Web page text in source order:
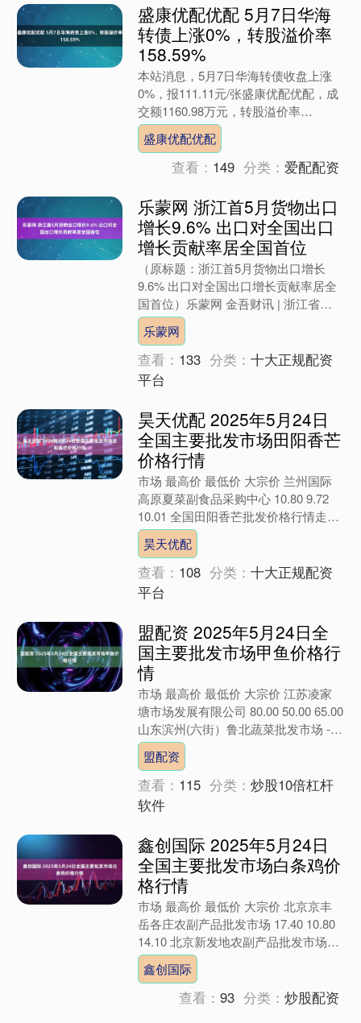
盛康优配优配 5月7日华海
转债上涨0%，转股溢价率
158.59%
本站消息，5月7日华海转债收盘上涨
0%，报111.11元/张盛康优配优配，成
交额1160.98万元，转股溢价率
158.59%。 资料显示，华海转债信用
级别为“A....
盛康优配优配
查看： 149 分类： 爱配配资
乐蒙网 浙江首5月货物出口
增长9.6% 出口对全国出口
增长贡献率居全国首位
（原标题：浙江首5月货物出口增长
9.6% 出口对全国出口增长贡献率居全
国首位）乐蒙网 金吾财讯 | 浙江省统
计局发布数据显示，1—5月，货物进
出口2.24万亿元....
乐蒙网
查看： 133 分类：十大正规配资
平台
昊天优配 2025年5月24日
全国主要批发市场田阳香芒
价格行情
市场 最高价 最低价 大宗价 兰州国际
高原夏菜副食品采购中心 10.80 9.72
10.01 全国田阳香芒批发价格行情走势
分析昊天优配 从今日全国田阳香芒批
发....
昊天优配
查看： 108 分类：十大正规配资
平台
盟配资 2025年5月24日全
国主要批发市场甲鱼价格行
情
市场 最高价 最低价 大宗价 江苏凌家
塘市场发展有限公司 80.00 50.00 65.00
山东滨州(六街）鲁北蔬菜批发市场 -- -
- 70.00 河南万邦....
盟配资
查看： 115 分类：炒股10倍杠杆
软件
鑫创国际 2025年5月24日
全国主要批发市场白条鸡价
格行情
市场 最高价 最低价 大宗价 北京京丰
岳各庄农副产品批发市场 17.40 10.80
14.10 北京新发地农副产品批发市场信
息中心 14.00 13.00 1....
鑫创国际
查看：93 分类：炒股配资